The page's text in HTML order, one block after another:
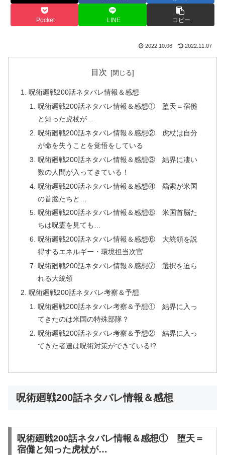
Pocket LINE コピー
2022.10.06 2022.11.07
目次
呪術廻戦200話ネタバレ情報＆感想
呪術廻戦200話ネタバレ情報＆感想① 堕天＝宿儺
と知った虎杖が…
呪術廻戦200話ネタバレ情報＆感想② 虎杖は自分
が命を失うことを覚悟をしている
呪術廻戦200話ネタバレ情報＆感想③ 結界に凄い
数の人間が入ってきている！
呪術廻戦200話ネタバレ情報＆感想④ 羂索が米国
の首脳たちと…
呪術廻戦200話ネタバレ情報＆感想⑤ 米国首脳た
ちは呪霊を見ても…
呪術廻戦200話ネタバレ情報＆感想⑥ 大統領を説
得するエネルギー・環境担当次官
呪術廻戦200話ネタバレ情報＆感想⑦ 選択を迫ら
れる大統領
呪術廻戦200話ネタバレ考察＆予想
呪術廻戦200話ネタバレ考察＆予想① 結界に入っ
てきたのは米国の特殊部隊？
呪術廻戦200話ネタバレ考察＆予想② 結界に入っ
てきた者達は呪術対策ができている!?
呪術廻戦200話ネタバレ情報＆感想
呪術廻戦200話ネタバレ情報＆感想① 堕天＝
宿儺と知った虎杖が…